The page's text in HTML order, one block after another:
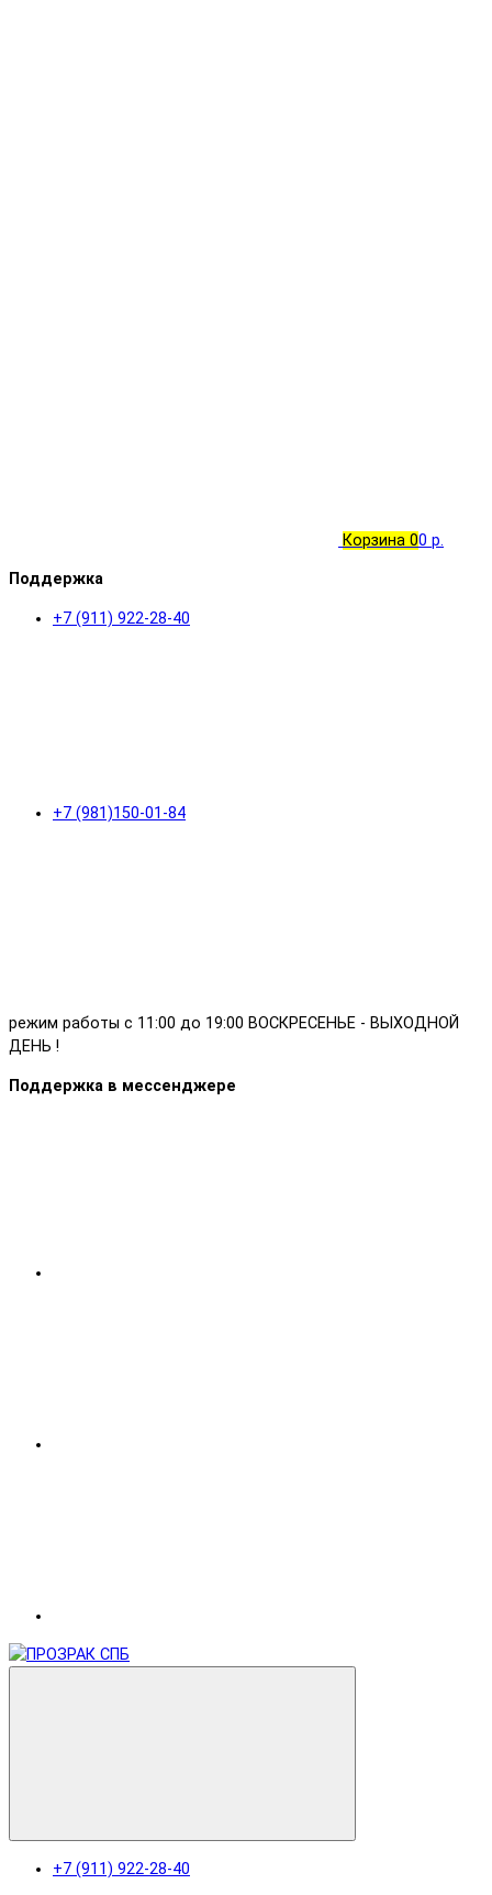
Корзина 00 р.
Поддержка
+7 (911) 922-28-40
+7 (981)150-01-84
режим работы с 11:00 до 19:00 ВОСКРЕСЕНЬЕ - ВЫХОДНОЙ
ДЕНЬ !
Поддержка в мессенджере
+7 (911) 922-28-40